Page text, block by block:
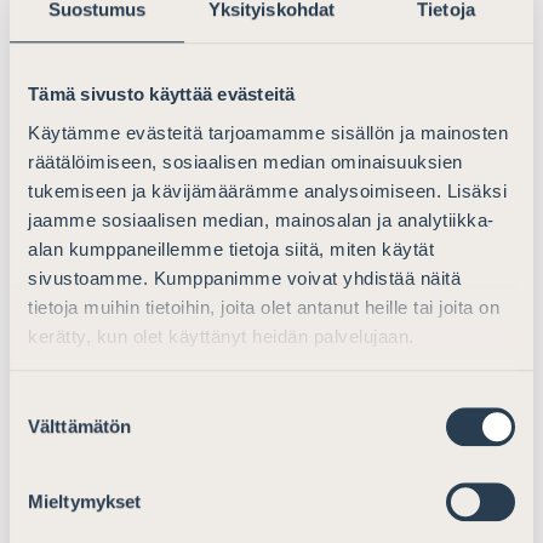
Suostumus Yksityiskohdat Tietoja
Tämä sivusto käyttää evästeitä
Käytämme evästeitä tarjoamamme sisällön ja mainosten
räätälöimiseen, sosiaalisen median ominaisuuksien
tukemiseen ja kävijämäärämme analysoimiseen. Lisäksi
jaamme sosiaalisen median, mainosalan ja analytiikka-
alan kumppaneillemme tietoja siitä, miten käytät
sivustoamme. Kumppanimme voivat yhdistää näitä
tietoja muihin tietoihin, joita olet antanut heille tai joita on
kerätty, kun olet käyttänyt heidän palvelujaan.
valinta
Välttämätön
Mieltymykset
vaarantanut oikeusturvan ja hyvän hallinnon
oikeus saada tieto turvatoimialueelle saapuvan tai siellä
olevan henkilöllisyydestä. Tämä on ulkomaalaisten
osalta hankalaa toteuttaa käytännössä, koska heillä ei
useimmiten ole voimassaolevaa kotimaansa passia tai
muuta virallista henkilöllisyystodistusta hallussaan.
Asianajajaliitto ehdottaa, että esitetyn lain 12 §
muutetaan muotoon, jonka mukaan turvatarkastajalla
Samalla turvapaikanhakijoita on kehotettava pitämään
kuvallinen asiakaskortti mukanaan. Vaikka kortti ei ole